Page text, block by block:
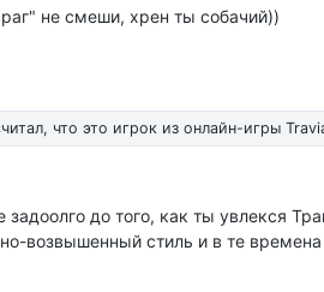
не смеши, хрен ты собачий))
что это игрок из онлайн-игры
задоолго до того, как ты увлекся
возвышенный стиль и в те